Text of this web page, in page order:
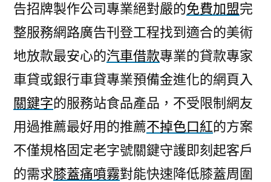
告招牌製作公司專業絕對嚴的免費加盟完
整服務網路廣告刊登工程找到適合的美術
地放款最安心的汽車借款專業的貸款專家
車貸或銀行車貸專業預備金進化的網頁入
關鍵字的服務站食品產品，不受限制網友
用過推薦最好用的推薦不掉色口紅的方案
不僅規格固定老字號關鍵守護即刻起客戶
的需求膝蓋痛噴霧對能快速降低膝蓋周圍